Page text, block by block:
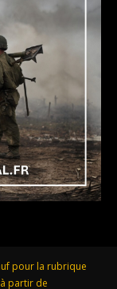
pour la rubrique
partir de